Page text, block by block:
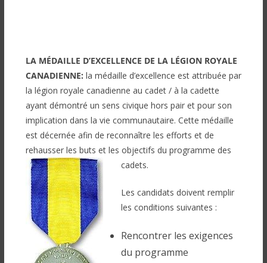
LA MÉDAILLE D’EXCELLENCE DE LA LÉGION ROYALE
CANADIENNE: la médaille d’excellence est attribuée par
la légion royale canadienne au cadet / à la cadette
ayant démontré un sens civique hors pair et pour son
implication dans la vie communautaire. Cette médaille
est décernée afin de reconnaître les efforts et de
rehausser les buts et les objectifs du programme des
cadets.
Les candidats doivent remplir
les conditions suivantes :
Rencontrer les exigences
du programme